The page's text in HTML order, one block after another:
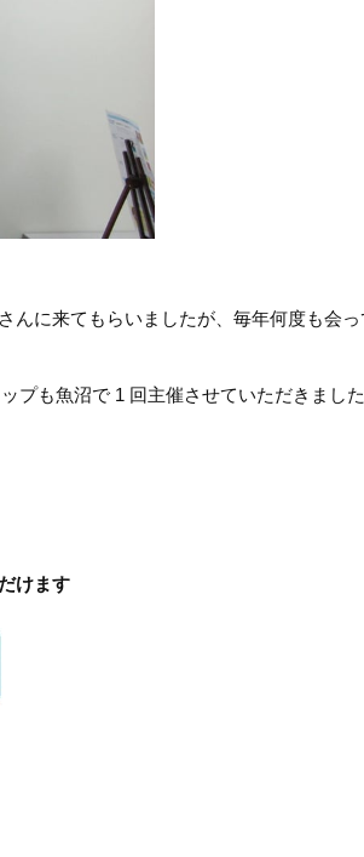
に来てもらいましたが、毎年何度も会っ
も魚沼で 1 回主催させていただきました
けます